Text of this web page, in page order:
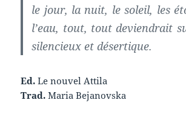
le jour, la nuit, le soleil, les
l’eau, tout, tout deviendrait
silencieux et désertique.
Ed. Le nouvel Attila
Trad. Maria Bejanovska